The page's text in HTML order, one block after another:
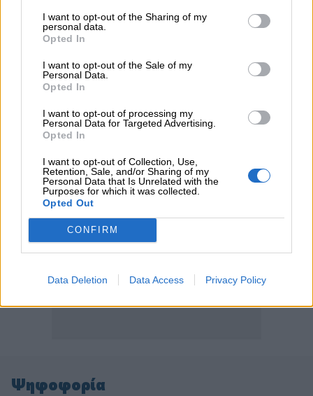
I want to opt-out of the Sharing of my
personal data.
Opted In
I want to opt-out of the Sale of my
Personal Data.
Opted In
I want to opt-out of processing my
Personal Data for Targeted Advertising.
Opted In
I want to opt-out of Collection, Use,
Retention, Sale, and/or Sharing of my
Personal Data that Is Unrelated with the
Purposes for which it was collected.
Opted Out
CONFIRM
Data Deletion Data Access Privacy Policy
Αντώνης Βουκλαρής - «ΕΡΡΙΚΟΣ ΝΤΥΝΑΝ»
05.08.2026
διαμεσολαβητών
ΠΕΡΙΣΣΟΤΕΡΑ
Ψηφοφορία